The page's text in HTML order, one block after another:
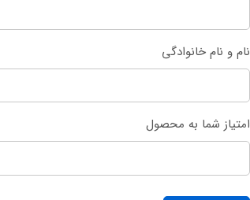
نام و نام خانوادگی
امتیاز شما به محصول